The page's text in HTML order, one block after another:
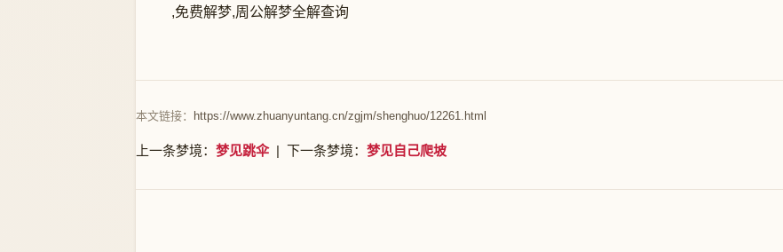
,免费解梦,周公解梦全解查询
本文链接： https://www.zhuanyuntang.cn/zgjm/shenghuo/12261.html
上一条梦境： 梦见跳伞| 下一条梦境： 梦见自己爬坡